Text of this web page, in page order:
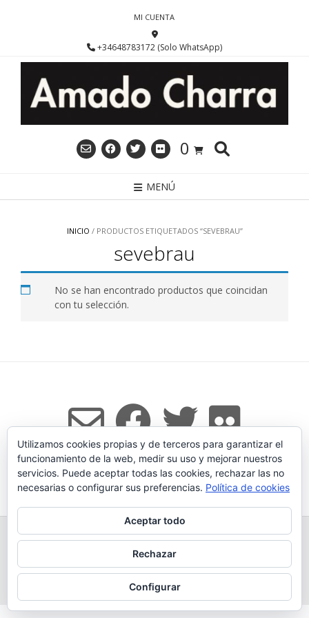
MI CUENTA
+34648783172 (Solo WhatsApp)
0
MENÚ
INICIO / PRODUCTOS ETIQUETADOS “SEVEBRAU”
sevebrau
No se han encontrado productos que coincidan
con tu selección.
Tema:Voguede Kaira
TODOS LOS PRODUCTOS LEGADO
QUESERÍA
GANADERÍA PROPIA
CONDICIONES DE COMPRA
AVISO LEGAL Y POLÍTICA DE PRIVACIDAD
POLÍTICA DE COOKIES
MÁS INFORMACIÓN SOBRE LAS COOKIES
Utilizamos cookies propias y de terceros para garantizar el
funcionamiento de la web, medir su uso y mejorar nuestros
servicios. Puede aceptar todas las cookies, rechazar las no
necesarias o configurar sus preferencias. Política de cookies
Aceptar todo
Rechazar
Configurar